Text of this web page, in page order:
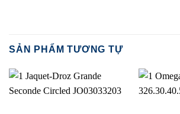
SẢN PHẨM TƯƠNG TỰ